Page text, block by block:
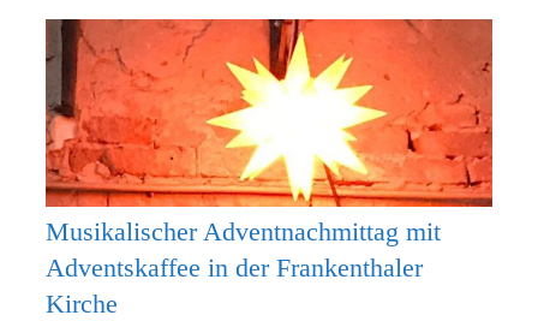
Musikalischer Adventnachmittag mit
Adventskaffee in der Frankenthaler
Kirche